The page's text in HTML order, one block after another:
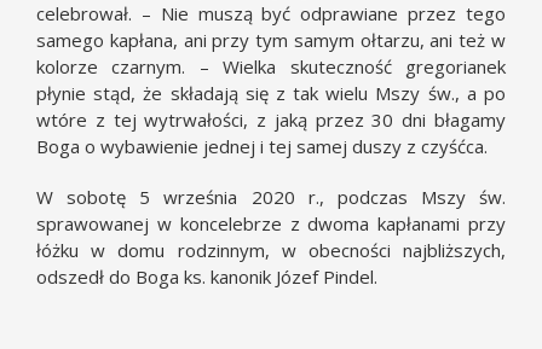
celebrował. – Nie muszą być odprawiane przez tego
samego kapłana, ani przy tym samym ołtarzu, ani też w
kolorze czarnym. – Wielka skuteczność gregorianek
płynie stąd, że składają się z tak wielu Mszy św., a po
wtóre z tej wytrwałości, z jaką przez 30 dni błagamy
Boga o wybawienie jednej i tej samej duszy z czyśćca.
W sobotę 5 września 2020 r., podczas Mszy św.
sprawowanej w koncelebrze z dwoma kapłanami przy
łóżku w domu rodzinnym, w obecności najbliższych,
odszedł do Boga ks. kanonik Józef Pindel.